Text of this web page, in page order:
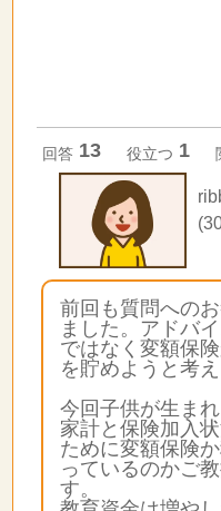
回答 13 役立つ 1
前回も質問への
ました。アドバ
ではなく変額保
を貯めようと考え
今回子供が生ま
家計と保険加入
ために変額保険
っているのかご
す。